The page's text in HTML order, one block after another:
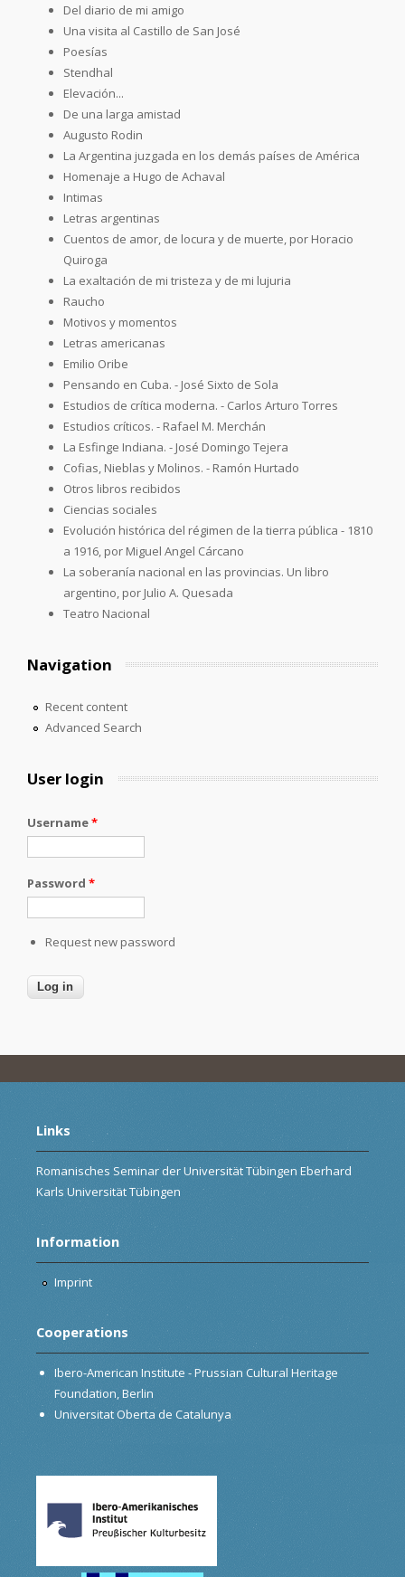
Del diario de mi amigo
Una visita al Castillo de San José
Poesías
Stendhal
Elevación...
De una larga amistad
Augusto Rodin
La Argentina juzgada en los demás países de América
Homenaje a Hugo de Achaval
Intimas
Letras argentinas
Cuentos de amor, de locura y de muerte, por Horacio
Quiroga
La exaltación de mi tristeza y de mi lujuria
Raucho
Motivos y momentos
Letras americanas
Emilio Oribe
Pensando en Cuba. - José Sixto de Sola
Estudios de crítica moderna. - Carlos Arturo Torres
Estudios críticos. - Rafael M. Merchán
La Esfinge Indiana. - José Domingo Tejera
Cofias, Nieblas y Molinos. - Ramón Hurtado
Otros libros recibidos
Ciencias sociales
Evolución histórica del régimen de la tierra pública - 1810
a 1916, por Miguel Angel Cárcano
La soberanía nacional en las provincias. Un libro
argentino, por Julio A. Quesada
Teatro Nacional
Navigation
Recent content
Advanced Search
User login
Username*
Password *
Request new password
Links
Romanisches Seminar der Universität Tübingen Eberhard
Karls Universität Tübingen
Information
Imprint
Cooperations
Ibero-American Institute - Prussian Cultural Heritage
Foundation, Berlin
Universitat Oberta de Catalunya